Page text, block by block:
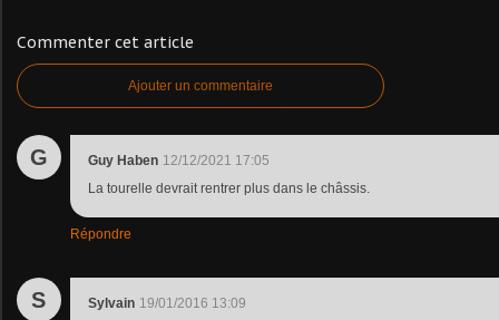
Commenter cet article
Ajouter un commentaire
G Guy Haben 12/12/2021 17:05
La tourelle devrait rentrer plus dans le châssis.
Répondre
S Sylvain 19/01/2016 13:09